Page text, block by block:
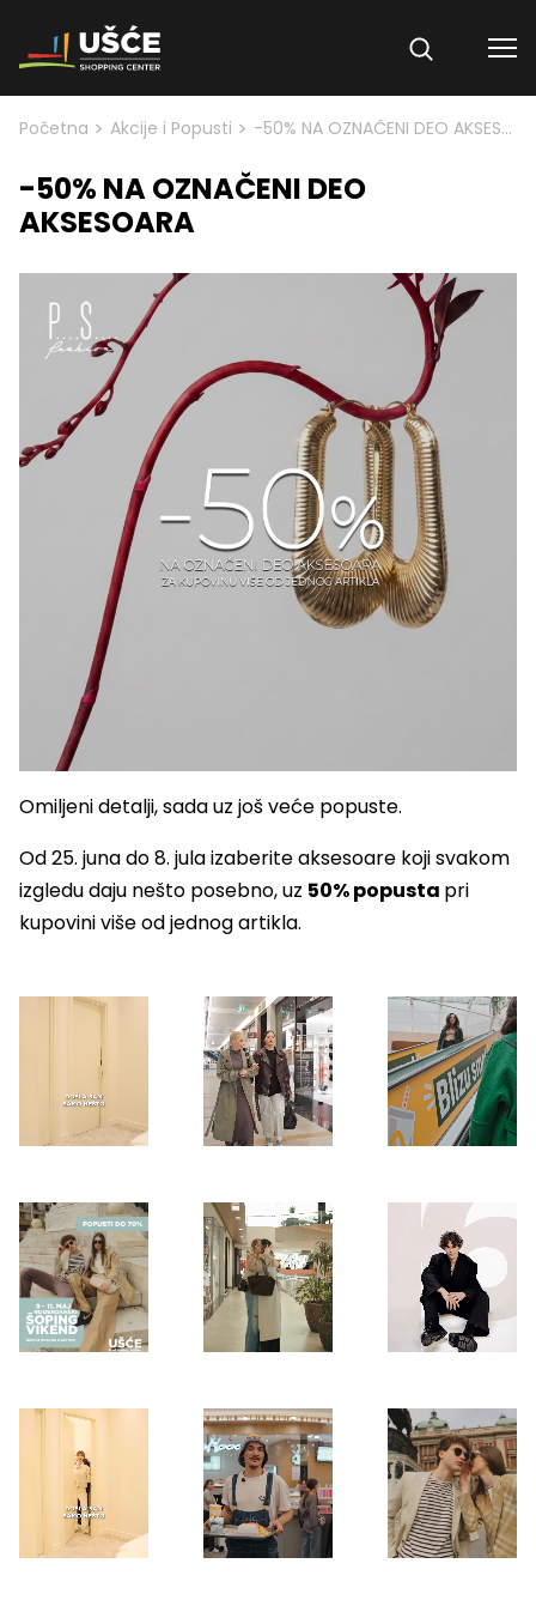
Skip to content
Početna > Akcije i Popusti > -50% NA OZNAČENI DEO AKSESOARA
-50% NA OZNAČENI DEO
AKSESOARA
Omiljeni detalji, sada uz još veće popuste.
Od 25. juna do 8. jula izaberite aksesoare koji svakom
izgledu daju nešto posebno, uz 50% popusta pri
kupovini više od jednog artikla.